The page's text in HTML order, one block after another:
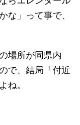
な」って事で、
場所が同県内
で、結局「付近
ね。